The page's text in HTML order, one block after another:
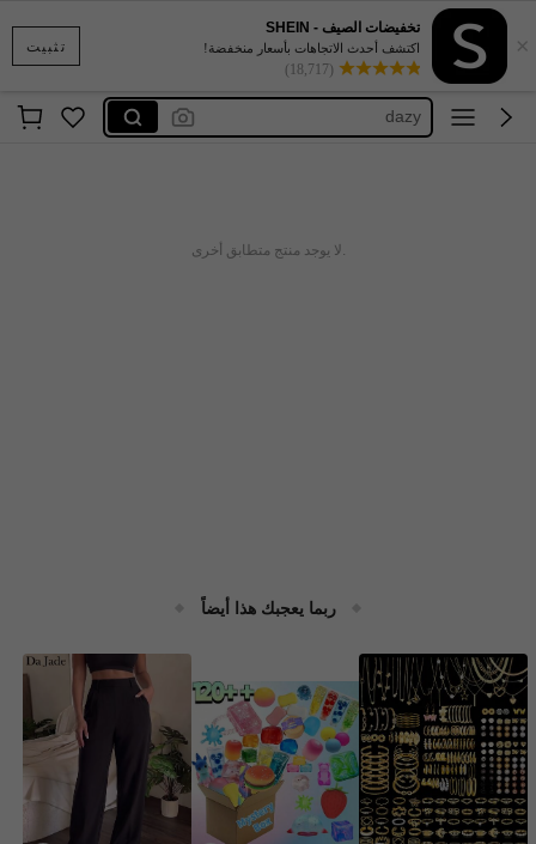
تثبيت ×
تخفيضات الصيف - SHEIN
اكتشف أحدث الاتجاهات بأسعار منخفضة!
(18,717)
maija
motf
dazy
.لا يوجد منتج متطابق أخرى
ربما يعجبك هذا أيضاً